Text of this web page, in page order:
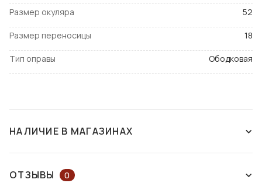
Размер окуляра 52
Размер переносицы 18
Тип оправы Ободковая
НАЛИЧИЕ В МАГАЗИНАХ
ОТЗЫВЫ 0